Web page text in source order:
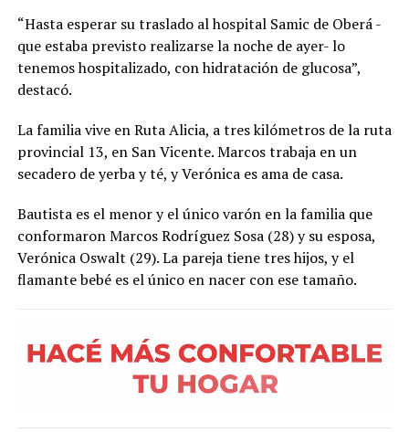
“Hasta esperar su traslado al hospital Samic de Oberá -
que estaba previsto realizarse la noche de ayer- lo
tenemos hospitalizado, con hidratación de glucosa”,
destacó.
La familia vive en Ruta Alicia, a tres kilómetros de la ruta
provincial 13, en San Vicente. Marcos trabaja en un
secadero de yerba y té, y Verónica es ama de casa.
Bautista es el menor y el único varón en la familia que
conformaron Marcos Rodríguez Sosa (28) y su esposa,
Verónica Oswalt (29). La pareja tiene tres hijos, y el
flamante bebé es el único en nacer con ese tamaño.